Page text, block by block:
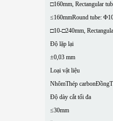
□160mm, Rectangular
≤160mmRound tube:
□10-□240mm,
Độ lặp lại
±0,03 mm
Loại vật liệu
NhômThép carbonĐồng
Độ dày cắt tối đa
≤30mm